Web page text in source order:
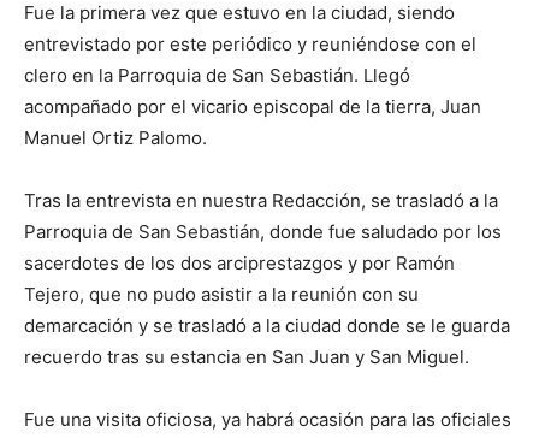
Fue la primera vez que estuvo en la ciudad, siendo
entrevistado por este periódico y reuniéndose con el
clero en la Parroquia de San Sebastián. Llegó
acompañado por el vicario episcopal de la tierra, Juan
Manuel Ortiz Palomo.
Tras la entrevista en nuestra Redacción, se trasladó a la
Parroquia de San Sebastián, donde fue saludado por los
sacerdotes de los dos arciprestazgos y por Ramón
Tejero, que no pudo asistir a la reunión con su
demarcación y se trasladó a la ciudad donde se le guarda
recuerdo tras su estancia en San Juan y San Miguel.
Fue una visita oficiosa, ya habrá ocasión para las oficiales